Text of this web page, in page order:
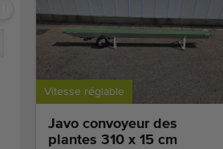
Vitesse réglable
Javo convoyeur des
plantes 310 x 15 cm